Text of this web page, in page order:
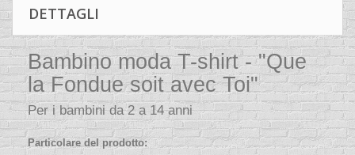
DETTAGLI
Bambino moda T-shirt - "Que
la Fondue soit avec Toi"
Per i bambini da 2 a 14 anni
Particolare del prodotto: